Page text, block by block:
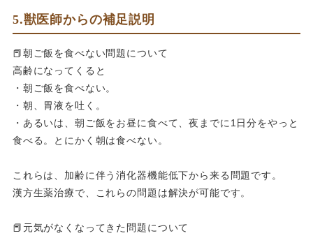
5.獣医師からの補足説明
📕朝ご飯を食べない問題について
高齢になってくると
・朝ご飯を食べない。
・朝、胃液を吐く。
・あるいは、朝ご飯をお昼に食べて、夜までに1日分をやっと
食べる。とにかく朝は食べない。
これらは、加齢に伴う消化器機能低下から来る問題です。
漢方生薬治療で、これらの問題は解決が可能です。
📕元気がなくなってきた問題について